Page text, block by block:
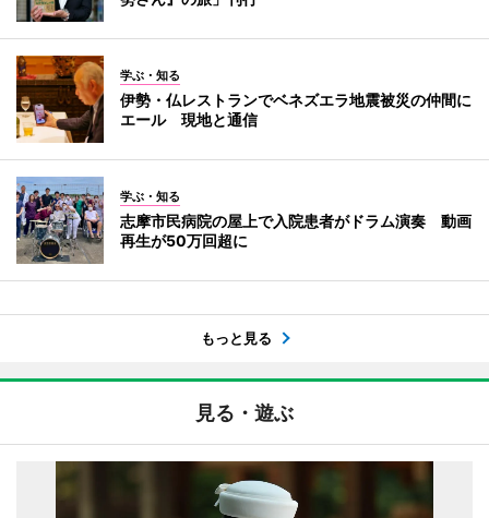
学ぶ・知る
伊勢・仏レストランでベネズエラ地震被災の仲間に
エール 現地と通信
学ぶ・知る
志摩市民病院の屋上で入院患者がドラム演奏 動画
再生が50万回超に
もっと見る
見る・遊ぶ